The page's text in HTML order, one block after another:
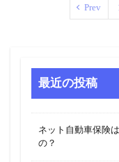
Prev
最近の投稿
ネット自動車保険
の？